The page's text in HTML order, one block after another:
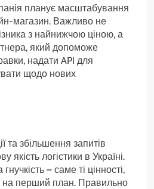
планує масштабування
магазин. Важливо не
з найнижчою ціною, а
який допоможе
надати API для
щодо нових
та збільшення запитів
якість логістики в Україні.
– саме ті цінності,
на перший план. Правильно